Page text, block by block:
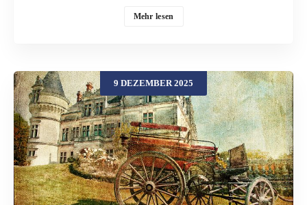
Weihnachtsprogramme an. In diesem Beitrag geht es an den Genfersee und
Geistergeschichten und kleine Weihnachtswunder. Burgenland Schweiz –
Winter zwischen Fels und Wasser Die Schweiz ist reich an Burgen und
Schlössern: Entlang der Seen, in den Voralpen und auf Felsvorsprüngen
finden sich Anlagen, die von mittelalterlicher Macht, Handelswegen und
Grenzkonflikten erzählen. Auch im Winter öffnen einige ihre Tore und bieten
spezielle Programme, Ausstellungen und Themenführungen an. Einmal im
Jahr feiert die Schweiz sogar einen eigenen „Swiss Castles Day“, an dem
Häuser wie Yverdon, Chillon, Gruyères oder Morges mit besonderen
Veranstaltungen auf sich aufmerksam machen. Viele dieser Orte eignen sich
hervorragend als Kulisse für Winter- und Weihnachtsgeschichten […]
Mehr lesen
9 DEZEMBER 2025